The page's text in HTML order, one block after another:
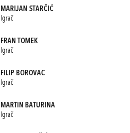
MARIJAN STARČIĆ
Igrač
FRAN TOMEK
Igrač
FILIP BOROVAC
Igrač
MARTIN BATURINA
Igrač